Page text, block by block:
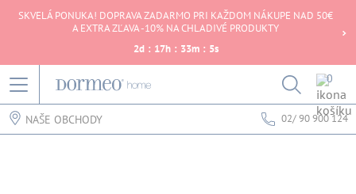
SKVELÁ PONUKA! DOPRAVA ZADARMO PRI KAŽDOM NÁKUPE NAD 50€
A EXTRA ZĽAVA -10% NA CHLADIVÉ PRODUKTY
2d : 17h : 33m : 5s
0
NAŠE OBCHODY 02/ 90 900 124